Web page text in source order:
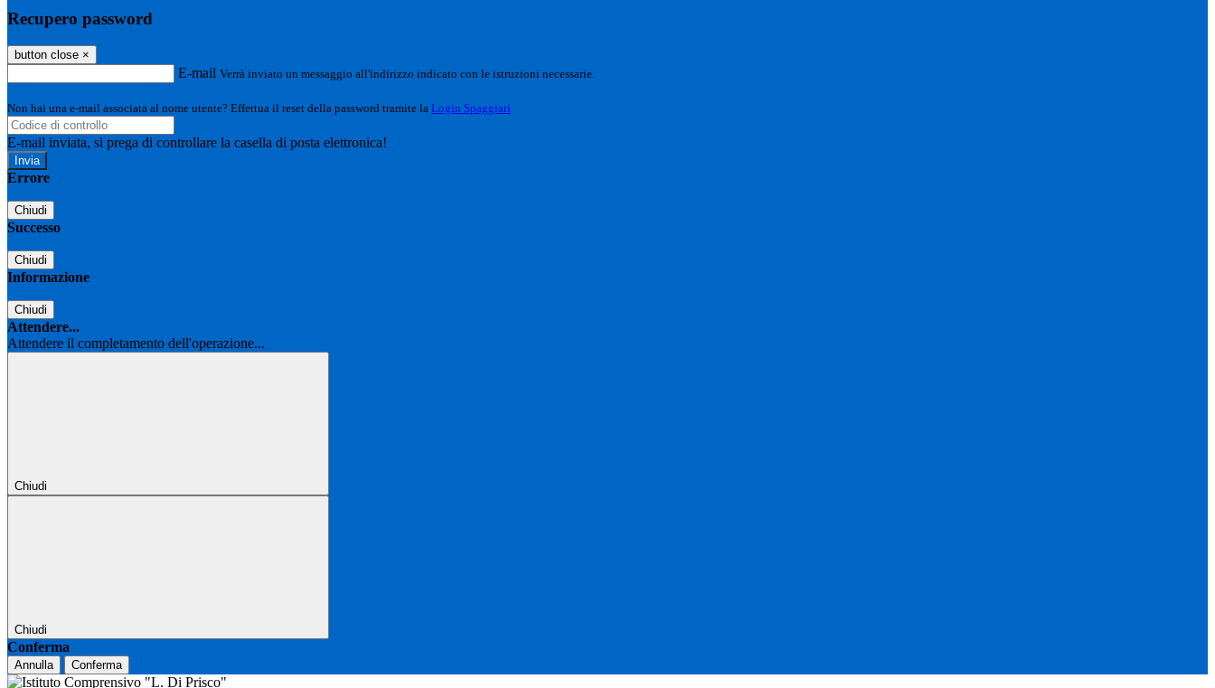
Recupero password
button close ×
E-mail Verrà inviato un messaggio all'indirizzo indicato con le istruzioni necessarie.
Non hai una e-mail associata al nome utente? Effettua il reset della password tramite la Login Spaggiari
E-mail inviata, si prega di controllare la casella di posta elettronica!
Errore
Chiudi
Successo
Chiudi
Informazione
Chiudi
Attendere...
Attendere il completamento dell'operazione...
Chiudi
Chiudi
Conferma
Annulla Conferma